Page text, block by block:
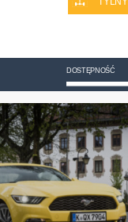
DOSTĘPNOŚĆ